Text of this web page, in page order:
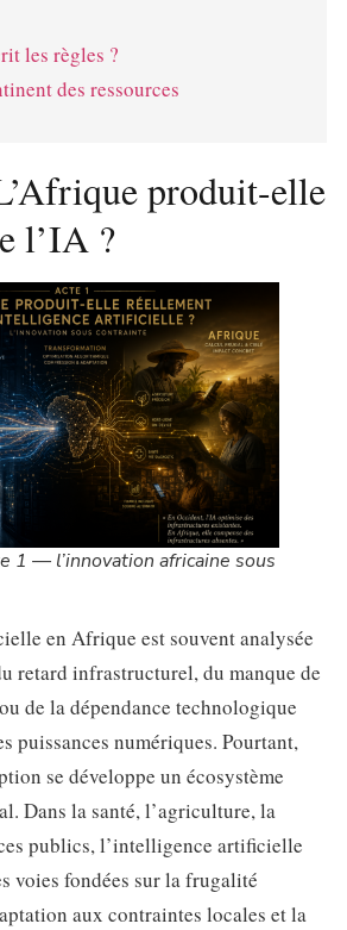
les règles ?
des ressources
produit-elle
l’IA ?
1 — l’innovation africaine sous
en Afrique est souvent analysée
retard infrastructurel, du manque de
de la dépendance technologique
puissances numériques. Pourtant,
se développe un écosystème
Dans la santé, l’agriculture, la
publics, l’intelligence artificielle
voies fondées sur la frugalité
aux contraintes locales et la